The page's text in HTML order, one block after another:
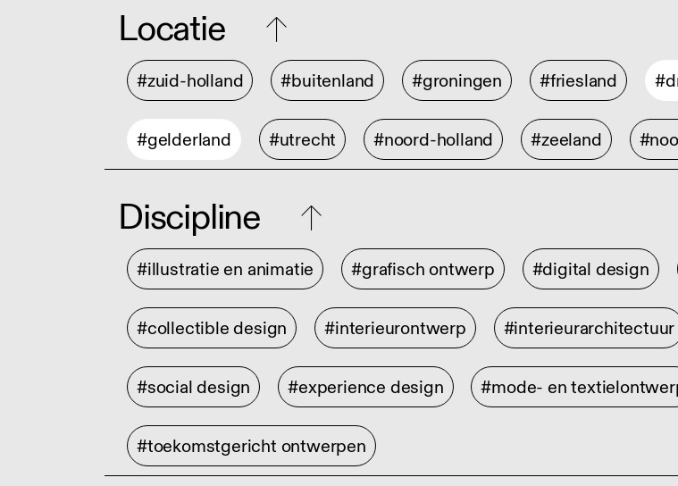
Locatie
#zuid-holland #buitenland #groningen #friesland
#gelderland #utrecht #noord-holland #zeeland
Discipline
#illustratie en animatie #grafisch ontwerp #digital design
#collectible design #interieurontwerp #interieurarchitectuur
#social design #experience design #mode- en
#toekomstgericht ontwerpen